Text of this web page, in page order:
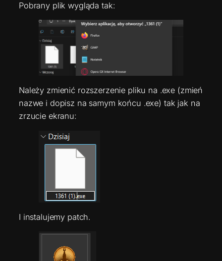
Pobrany plik wygląda tak:
Należy zmienić rozszerzenie pliku na .exe (zmień
nazwe i dopisz na samym końcu .exe) tak jak na
zrzucie ekranu:
I instalujemy patch.